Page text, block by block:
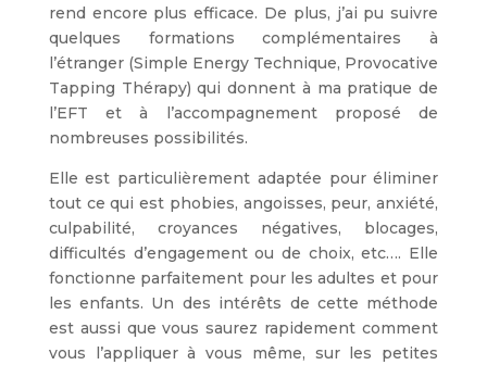
rend encore plus efficace. De plus, j’ai pu suivre
quelques formations complémentaires à
l’étranger (Simple Energy Technique, Provocative
Tapping Thérapy) qui donnent à ma pratique de
l’EFT et à l’accompagnement proposé de
nombreuses possibilités.
Elle est particulièrement adaptée pour éliminer
tout ce qui est phobies, angoisses, peur, anxiété,
culpabilité, croyances négatives, blocages,
difficultés d’engagement ou de choix, etc…. Elle
fonctionne parfaitement pour les adultes et pour
les enfants. Un des intérêts de cette méthode
est aussi que vous saurez rapidement comment
vous l’appliquer à vous même, sur les petites